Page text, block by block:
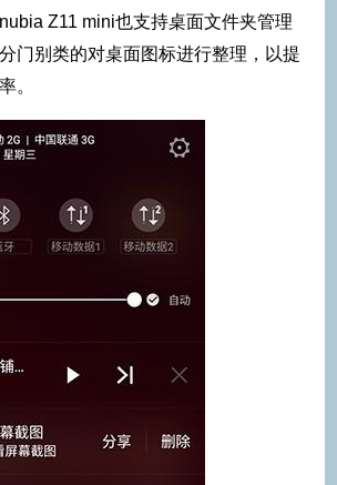
Z11 mini也支持桌面文件夹管理
门别类的对桌面图标进行整理，以提
。